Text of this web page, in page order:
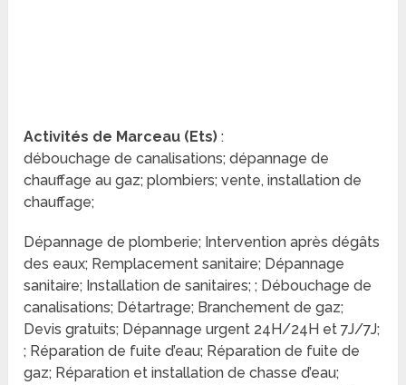
Activités de Marceau (Ets) :
débouchage de canalisations; dépannage de
chauffage au gaz; plombiers; vente, installation de
chauffage;
Dépannage de plomberie; Intervention après dégâts
des eaux; Remplacement sanitaire; Dépannage
sanitaire; Installation de sanitaires; ; Débouchage de
canalisations; Détartrage; Branchement de gaz;
Devis gratuits; Dépannage urgent 24H/24H et 7J/7J;
; Réparation de fuite d’eau; Réparation de fuite de
gaz; Réparation et installation de chasse d’eau;